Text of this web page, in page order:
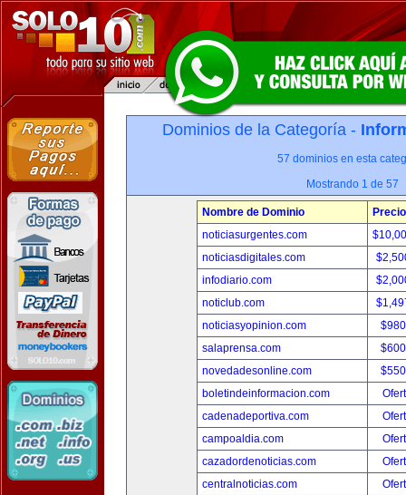
Dominios de la Categoría -
57 dominios en esta
Mostrando 1 de 57
Nombre de Dominio
Precio
noticiasurgentes.com
noticiasdigitales.com
infodiario.com
noticlub.com
noticiasyopinion.com
salaprensa.com
novedadesonline.com
boletindeinformacion.com
cadenadeportiva.com
campoaldia.com
cazadordenoticias.com
centralnoticias.com